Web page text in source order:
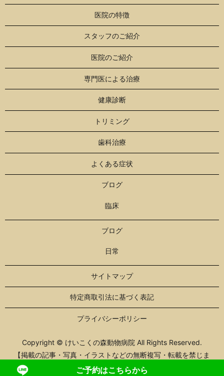
ご予約はこちらから
医院の特徴
スタッフのご紹介
医院のご紹介
専門医による治療
健康診断
トリミング
歯科治療
よくある症状
ブログ
臨床
ブログ
日常
サイトマップ
特定商取引法に基づく表記
プライバシーポリシー
Copyright © けいこくの森動物病院 All Rights Reserved.
【掲載の記事・写真・イラストなどの無断複写・転載を禁じま
す】